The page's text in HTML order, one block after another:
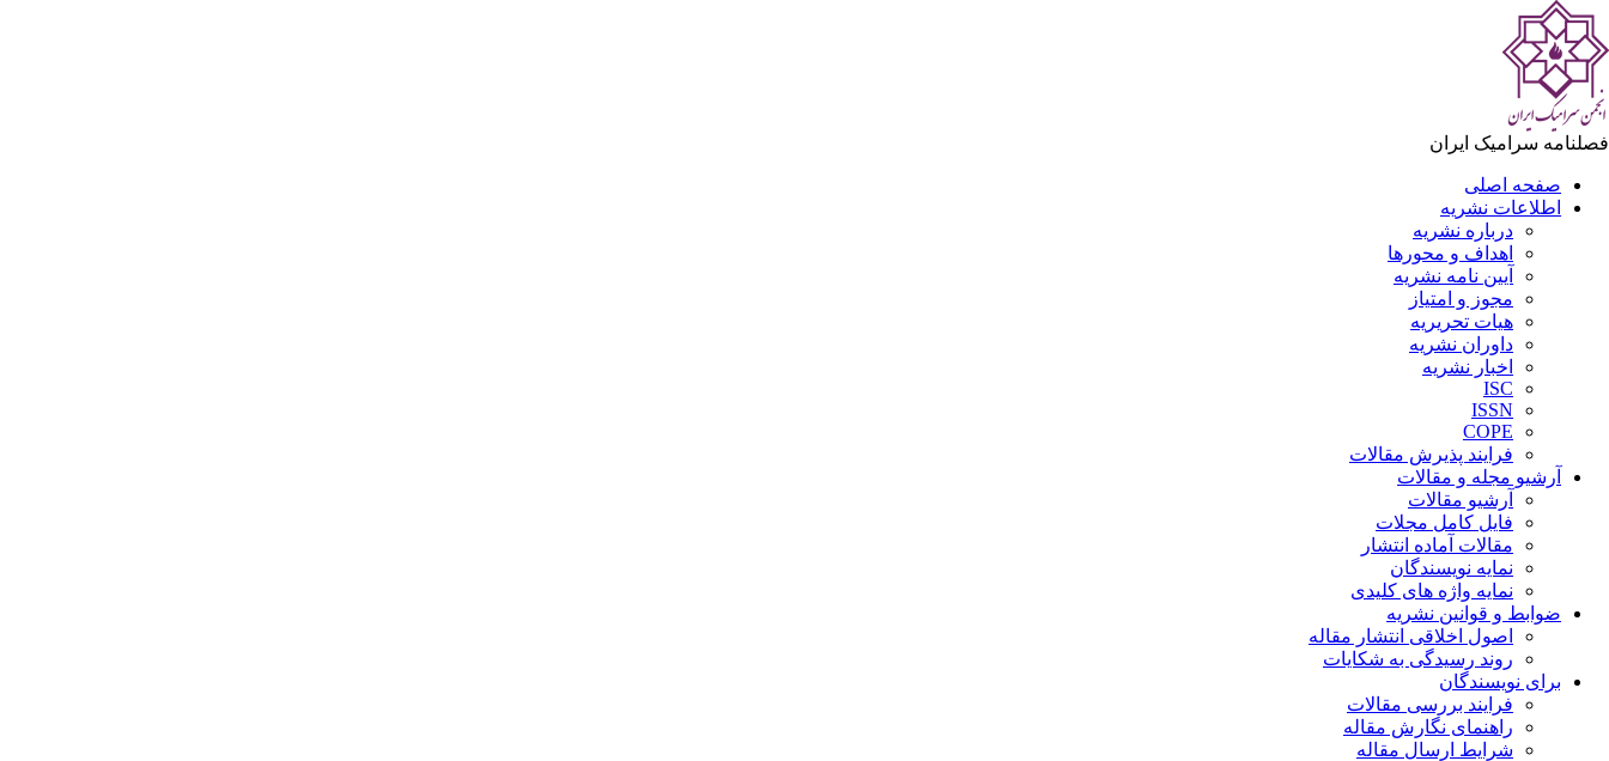
فصلنامه سرامیک ایران
صفحه اصلی
اطلاعات نشریه
درباره نشریه
اهداف و محورها
آیین نامه نشریه
مجوز و امتیاز
هیات تحریریه
داوران نشریه
اخبار نشریه
ISC
ISSN
COPE
فرایند پذیرش مقالات
آرشیو مجله و مقالات
آرشیو مقالات
فایل کامل مجلات
مقالات آماده انتشار
نمایه نویسندگان
نمایه واژه های کلیدی
ضوابط و قوانین نشریه
اصول اخلاقی انتشار مقاله
روند رسیدگی به شکایات
برای نویسندگان
فرایند بررسی مقالات
راهنمای نگارش مقاله
شرایط ارسال مقاله